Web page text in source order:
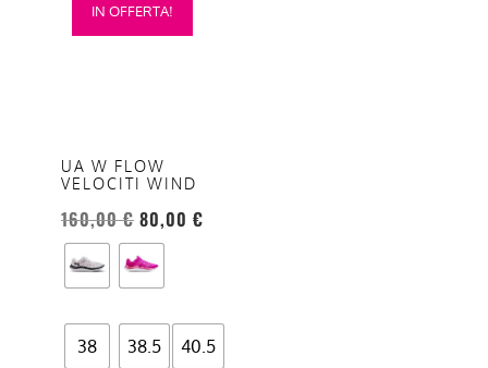
IN OFFERTA!
UA W FLOW
VELOCITI WIND
160,00€ 80,00 €
38 38.5 40.5
prodotto
opzioni
possono
essere
scelte
nella
del
prodotto